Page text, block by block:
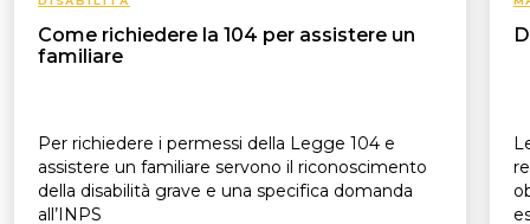
Come richiedere la 104 per assistere un
familiare
Per richiedere i permessi della Legge 104 e
assistere un familiare servono il riconoscimento
della disabilità grave e una specifica domanda
all’INPS